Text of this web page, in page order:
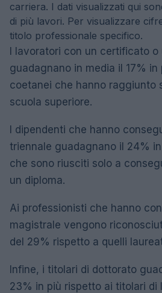
carriera. I dati visualizzati qui
di più lavori. Per visualizzare
titolo professionale specifico.
I lavoratori con un certificato o
guadagnano in media il 17%
coetanei che hanno raggiunto
scuola superiore.
I dipendenti che hanno
triennale guadagnano il 24%
che sono riusciti solo a
un diploma.
Ai professionisti che hanno
magistrale vengono
del 29% rispetto a quelli
Infine, i titolari di dottorato
23% in più rispetto ai titolari di